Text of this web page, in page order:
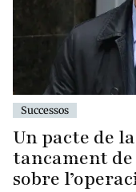
Successos
Un pacte de
tancament de
sobre